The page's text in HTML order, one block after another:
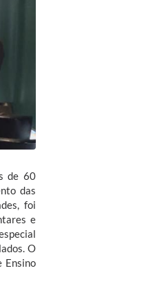
de 60
das
foi
e
O
Ensino